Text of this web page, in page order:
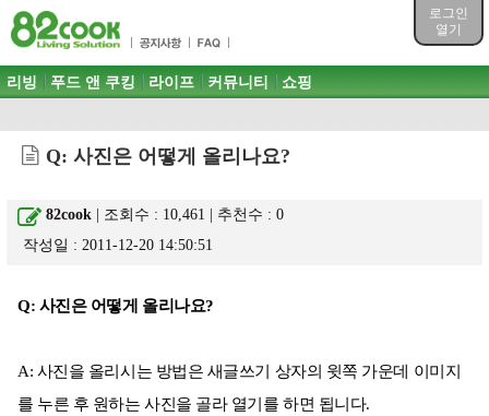
로그인
열기
목차
주메뉴 바로가기
컨텐츠 바로가기
검색 바로가기
로그인 바로가기
주메뉴
리빙 푸드 앤 쿠킹 라이프 커뮤니티 쇼핑
Q: 사진은 어떻게 올리나요?
82cook | 조회수 : 10,461 | 추천수 :0
작성일 : 2011-12-20 14:50:51
Q: 사진은 어떻게 올리나요?
A: 사진을 올리시는 방법은 새글쓰기 상자의 윗쪽 가운데 이미지
를 누른 후 원하는 사진을 골라 열기를 하면 됩니다.